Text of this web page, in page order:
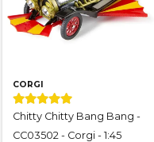
CORGI
Chitty Chitty Bang Bang -
CC03502 - Corgi - 1:45